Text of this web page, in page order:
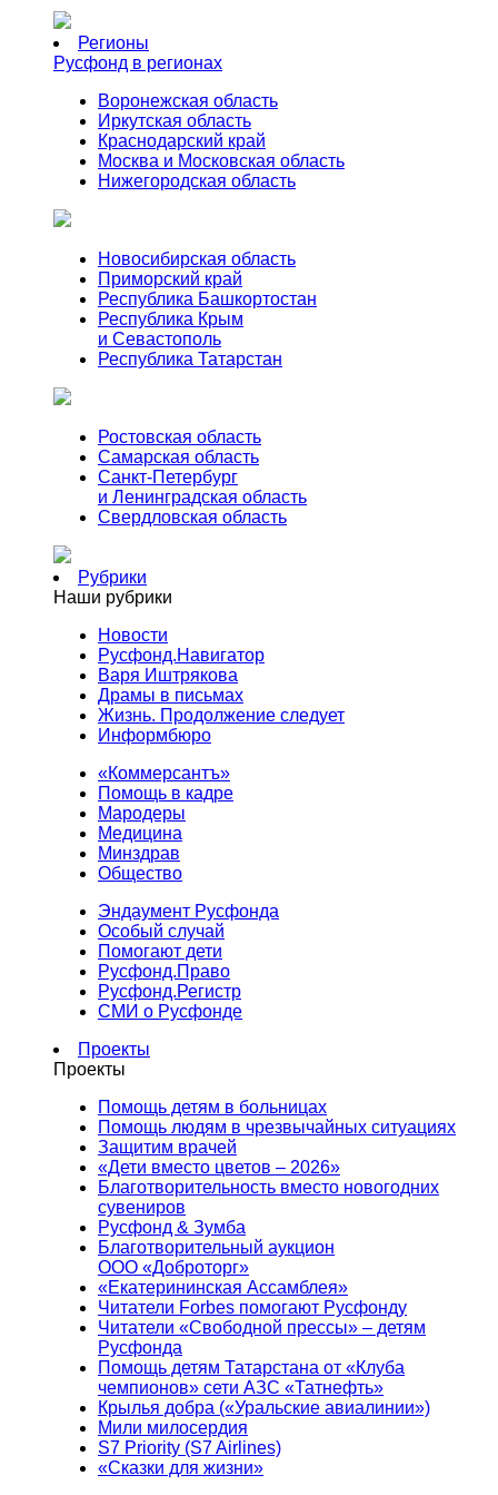
Регионы
Русфонд в регионах
Воронежская область
Иркутская область
Краснодарский край
Москва и Московская область
Нижегородская область
Новосибирская область
Приморский край
Республика Башкортостан
Республика Крым
и Севастополь
Республика Татарстан
Ростовская область
Самарская область
Санкт-Петербург
и Ленинградская область
Свердловская область
Рубрики
Наши рубрики
Новости
Русфонд.Навигатор
Варя Иштрякова
Драмы в письмах
Жизнь. Продолжение следует
Информбюро
«Коммерсантъ»
Помощь в кадре
Мародеры
Медицина
Минздрав
Общество
Эндаумент Русфонда
Особый случай
Помогают дети
Русфонд.Право
Русфонд.Регистр
СМИ о Русфонде
Проекты
Проекты
Помощь детям в больницах
Помощь людям в чрезвычайных ситуациях
Защитим врачей
«Дети вместо цветов – 2026»
Благотворительность вместо новогодних
сувениров
Русфонд & Зумба
Благотворительный аукцион
ООО «Доброторг»
«Екатерининская Ассамблея»
Читатели Forbes помогают Русфонду
Читатели «Свободной прессы» – детям
Русфонда
Помощь детям Татарстана от «Клуба
чемпионов» сети АЗС «Татнефть»
Крылья добра («Уральские авиалинии»)
Мили милосердия
S7 Priority (S7 Airlines)
«Сказки для жизни»